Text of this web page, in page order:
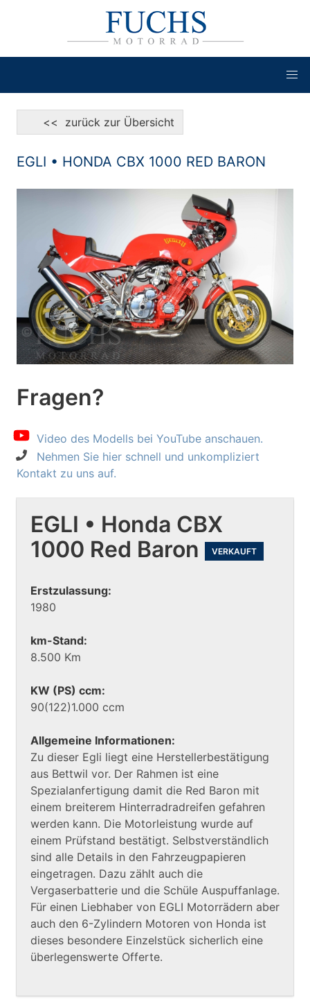
<< zurück zur Übersicht
EGLI • HONDA CBX 1000 RED BARON
Fragen?
Video des Modells bei YouTube anschauen.
Nehmen Sie hier schnell und unkompliziert
Kontakt zu uns auf.
EGLI • Honda CBX
1000 Red Baron
VERKAUFT
Erstzulassung:
1980
km-Stand:
8.500 Km
KW (PS) ccm:
90(122)1.000 ccm
Allgemeine Informationen:
Zu dieser Egli liegt eine Herstellerbestätigung
aus Bettwil vor. Der Rahmen ist eine
Spezialanfertigung damit die Red Baron mit
einem breiterem Hinterradradreifen gefahren
werden kann. Die Motorleistung wurde auf
einem Prüfstand bestätigt. Selbstverständlich
sind alle Details in den Fahrzeugpapieren
eingetragen. Dazu zählt auch die
Vergaserbatterie und die Schüle Auspuffanlage.
Für einen Liebhaber von EGLI Motorrädern aber
auch den 6-Zylindern Motoren von Honda ist
dieses besondere Einzelstück sicherlich eine
überlegenswerte Offerte.